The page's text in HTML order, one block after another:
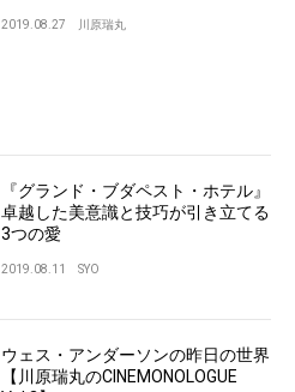
2019.08.27 川原瑞丸
『グランド・ブダペスト・ホテル』
卓越した美意識と技巧が引き立てる
3つの愛
2019.08.11 SYO
ウェス・アンダーソンの昨日の世界
【川原瑞丸のCINEMONOLOGUE